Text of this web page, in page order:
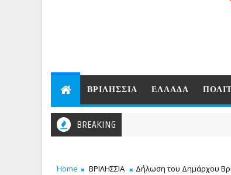
ΒΡΙΛΗΣΣΙΑ ΕΛΛΑΔΑ
BREAKING
Home ΒΡΙΛΗΣΣΙΑ Δήλωση του Δημάρχου